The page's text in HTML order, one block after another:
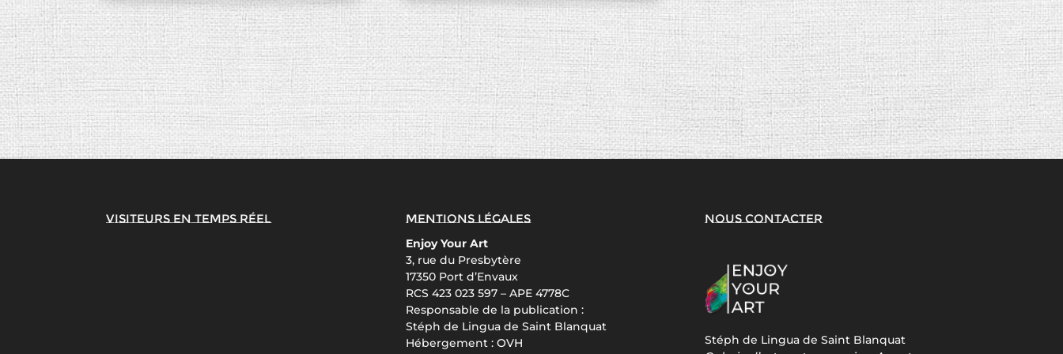
Visiteurs en temps réel Mentions légales
Enjoy Your Art
3, rue du Presbytère
17350 Port d’Envaux
RCS 423 023 597 – APE 4778C
Responsable de la publication :
Stéph de Lingua de Saint Blanquat
Hébergement : OVH
Nous contacter
Stéph de Lingua de Saint Blanquat